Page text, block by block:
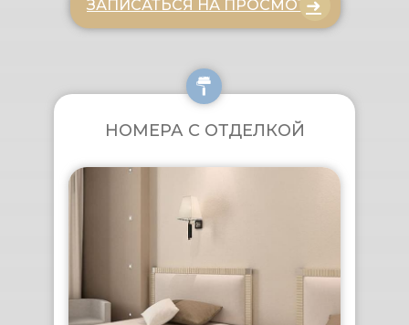
НОМЕРА С ОТДЕЛКОЙ
ЗАПИСАТЬСЯ НА ПРОСМОТР
➜